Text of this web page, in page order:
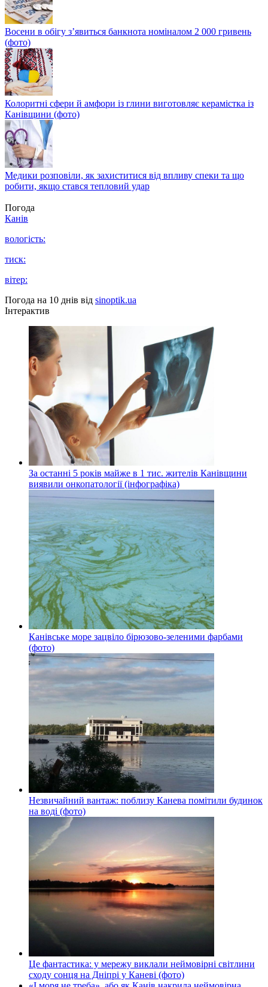
Восени в обігу з’явиться банкнота номіналом 2 000 гривень
(фото)
Колоритні сфери й амфори із глини виготовляє керамістка із
Канівщини (фото)
Медики розповіли, як захиститися від впливу спеки та що
робити, якщо стався тепловий удар
Погода
Канів
вологість:
тиск:
вітер:
Погода на 10 днів від sinoptik.ua
Інтерактив
За останні 5 років майже в 1 тис. жителів Канівщини
виявили онкопатології (інфографіка)
Канівське море зацвіло бірюзово-зеленими фарбами
(фото)
Незвичайний вантаж: поблизу Канева помітили будинок
на воді (фото)
Це фантастика: у мережу виклали неймовірні світлини
сходу сонця на Дніпрі у Каневі (фото)